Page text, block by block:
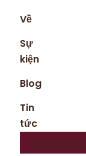
Về
Sự
kiện
Blog
Tin
tức
Quyên góp